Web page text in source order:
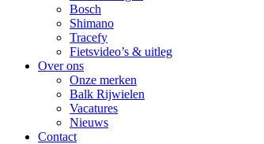
Bosch
Shimano
Tracefy
Fietsvideo’s & uitleg
Over ons
Onze merken
Balk Rijwielen
Vacatures
Nieuws
Contact